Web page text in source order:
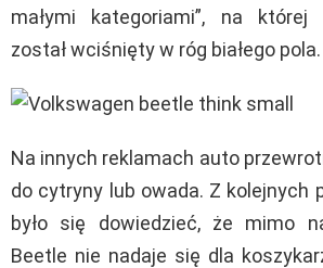
małymi kategoriami”, na której
został wciśnięty w róg białego pola.
Na innych reklamach auto
do cytryny lub owada. Z kolejnych
było się dowiedzieć, że mimo
Beetle nie nadaje się dla